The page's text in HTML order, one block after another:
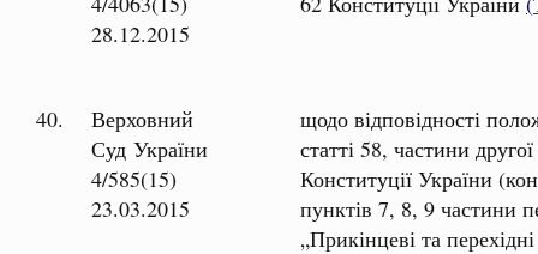
28.12.2015
40.
Верховний
Суд України
4/585(15)
23.03.2015
щодо відповідності
статті 58, частини
Конституції України
пунктів 7, 8, 9 частини
„Прикінцеві та